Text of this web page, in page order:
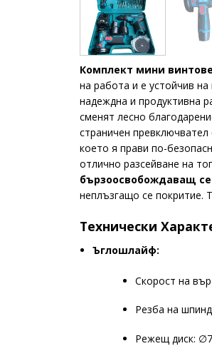
Комплект мини
на работа и е устойчив на
надеждна и продуктивна
сменят лесно
страничен
което я прави по-
отлично разсейване на
бързоосвобождаващ
неплъзгащо се покритие.
Технически
Ъглошлайф:
Скорост на
Резба на
Режещ диск: